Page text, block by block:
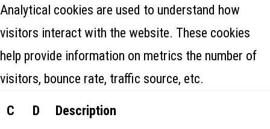
Analytical cookies are used to understand how
visitors interact with the website. These cookies
help provide information on metrics the number of
visitors, bounce rate, traffic source, etc.
C
D
Description